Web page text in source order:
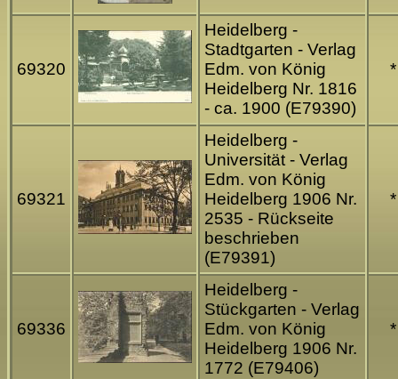
69320
Heidelberg -
Stadtgarten - Verlag
Edm. von König
Heidelberg Nr. 1816
- ca. 1900 (E79390)
*
69321
Heidelberg -
Universität - Verlag
Edm. von König
Heidelberg 1906 Nr.
2535 - Rückseite
beschrieben
(E79391)
*
69336
Heidelberg -
Stückgarten - Verlag
Edm. von König
Heidelberg 1906 Nr.
1772 (E79406)
*